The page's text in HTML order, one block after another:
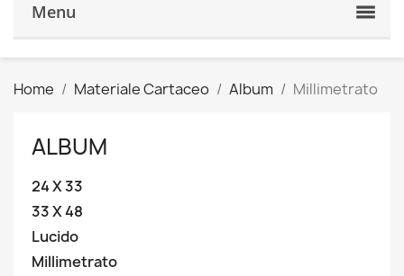
Menu
Home Materiale Cartaceo Album Millimetrato
ALBUM
24 X 33
33 X 48
Lucido
Millimetrato